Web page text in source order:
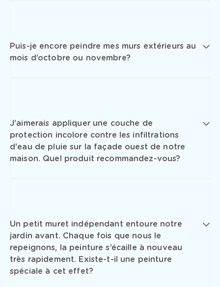
Puis-je encore peindre mes murs extérieurs au
mois d’octobre ou novembre?
J'aimerais appliquer une couche de
protection incolore contre les infiltrations
d'eau de pluie sur la façade ouest de notre
maison. Quel produit recommandez-vous?
Un petit muret indépendant entoure notre
jardin avant. Chaque fois que nous le
repeignons, la peinture s’écaille à nouveau
très rapidement. Existe-t-il une peinture
spéciale à cet effet?